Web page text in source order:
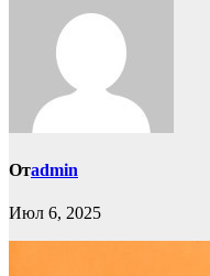
Отadmin
Июл 6, 2025